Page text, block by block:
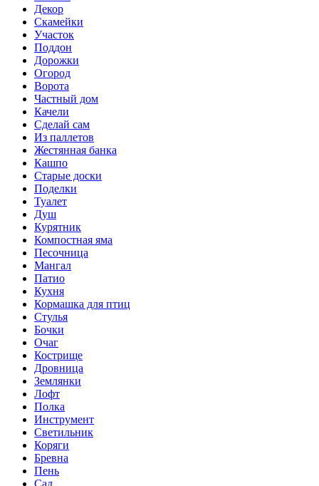
Декор
Скамейки
Участок
Поддон
Дорожки
Огород
Ворота
Частный дом
Качели
Сделай сам
Из паллетов
Жестянная банка
Кашпо
Старые доски
Поделки
Туалет
Душ
Курятник
Компостная яма
Песочница
Мангал
Патио
Кухня
Кормашка для птиц
Стулья
Бочки
Очаг
Кострище
Дровница
Землянки
Лофт
Полка
Инструмент
Светильник
Коряги
Бревна
Пень
Сад